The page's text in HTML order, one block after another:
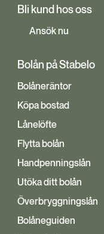
Bli kund hos oss
Ansök nu
Bolån på Stabelo
Bolåneräntor
Köpa bostad
Lånelöfte
Flytta bolån
Handpenningslån
Utöka ditt bolån
Överbryggningslån
Bolåneguiden